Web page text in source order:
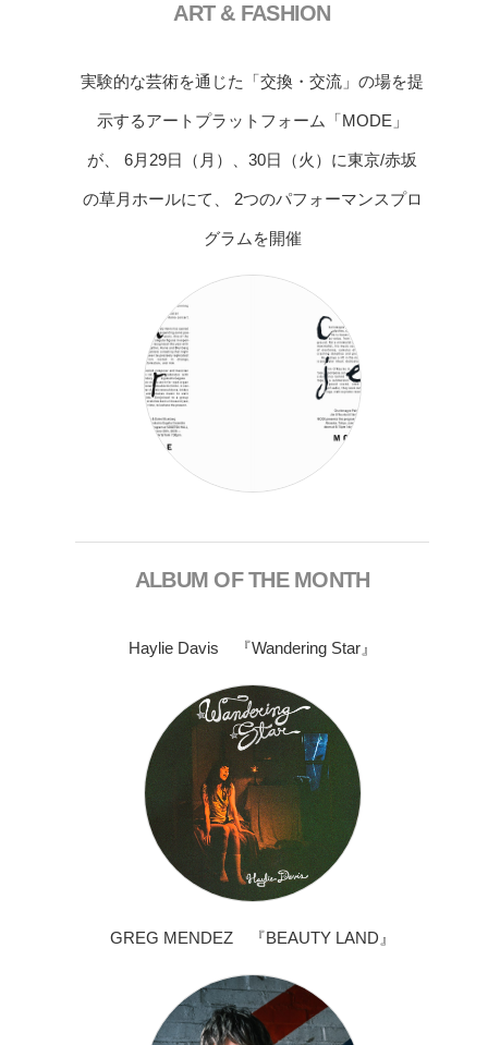
ART & FASHION
実験的な芸術を通じた「交換・交流」の場を提
示するアートプラットフォーム「MODE」
が、 6月29日（月）、30日（火）に東京/赤坂
の草月ホールにて、 2つのパフォーマンスプロ
グラムを開催
ALBUM OF THE MONTH
Haylie Davis 『Wandering Star』
GREG MENDEZ 『BEAUTY LAND』